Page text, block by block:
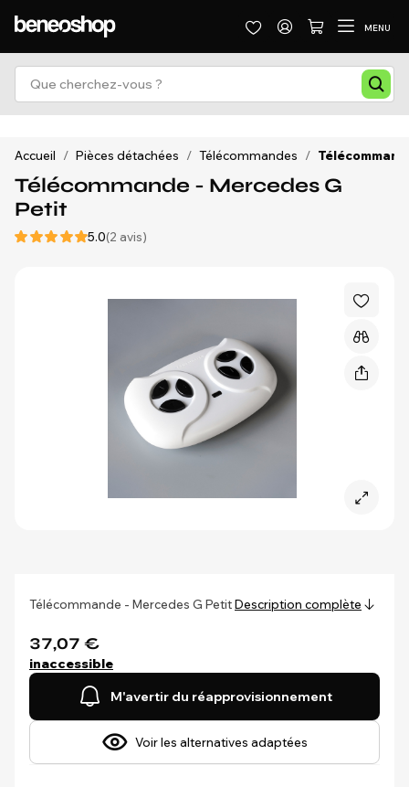
MENU
Accueil / Pièces détachées / Télécommandes /
Télécommande - Mercedes G
Petit
5.0(2 avis)
Télécommande - Mercedes G PetitDescription complète
37,07 €
inaccessible
M'avertir du réapprovisionnement
Voir les alternatives adaptées